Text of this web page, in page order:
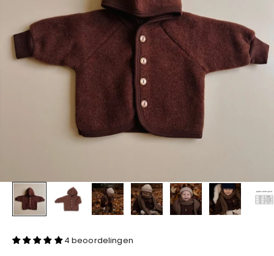
4 beoordelingen